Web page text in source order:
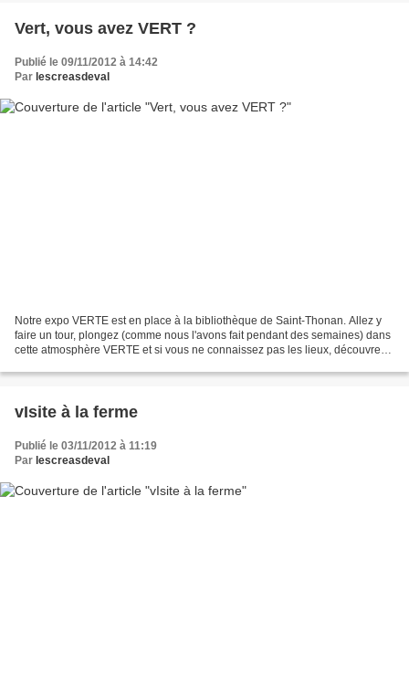
Vert, vous avez VERT ?
Publié le 09/11/2012 à 14:42
Par lescreasdeval
Notre expo VERTE est en place à la bibliothèque de Saint-Thonan. Allez y
faire un tour, plongez (comme nous l'avons fait pendant des semaines) dans
cette atmosphère VERTE et si vous ne connaissez pas les lieux, découvrez
vIsite à la ferme
Publié le 03/11/2012 à 11:19
Par lescreasdeval